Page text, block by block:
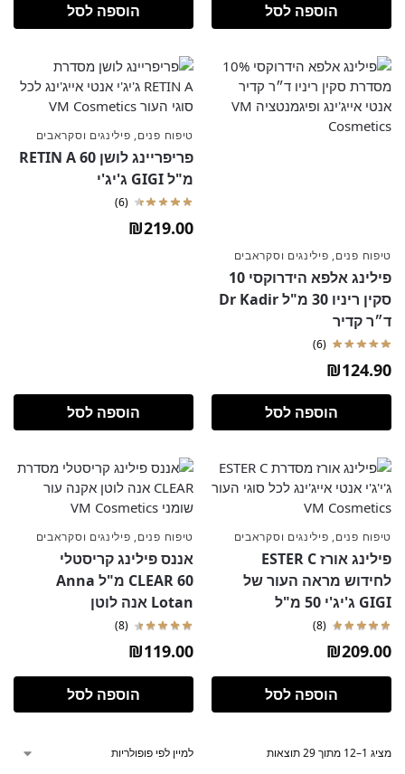
הוספה לסל הוספה לסל
טיפוח פנים, פילינגים וסקראבים
פילינג אלפא הידרוקסי 10
סקין ריניו 30 מ"ל Dr Kadir
ד״ר קדיר
(6)
₪124.90
הוספה לסל
טיפוח פנים, פילינגים וסקראבים
פריפריינג לושן RETIN A 60
מ"ל GIGI ג'יג'י
(6)
₪219.00
הוספה לסל
טיפוח פנים, פילינגים וסקראבים
פילינג אורז ESTER C
לחידוש מראה העור של
GIGI ג'יג'י 50 מ"ל
(8)
₪209.00
הוספה לסל
טיפוח פנים, פילינגים וסקראבים
אננס פילינג קריסטלי
CLEAR 60 מ"ל Anna
Lotan אנה לוטן
(8)
₪119.00
הוספה לסל
מציג 1–12 מתוך 29 תוצאות